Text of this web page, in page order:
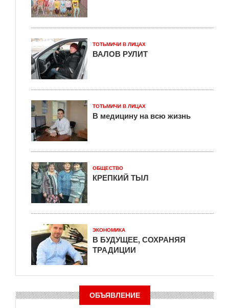
ТОТЬМИЧИ В ЛИЦАХ
ВАЛОВ РУЛИТ
ТОТЬМИЧИ В ЛИЦАХ
В медицину на всю жизнь
ОБЩЕСТВО
КРЕПКИЙ ТЫЛ
ЭКОНОМИКА
В БУДУЩЕЕ, СОХРАНЯЯ
ТРАДИЦИИ
ОБЪЯВЛЕНИЕ